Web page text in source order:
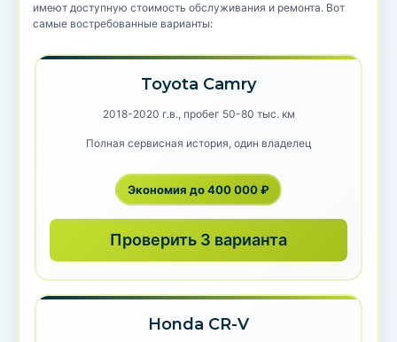
имеют доступную стоимость обслуживания и ремонта. Вот
самые востребованные варианты:
Toyota Camry
2018-2020 г.в., пробег 50-80 тыс. км
Полная сервисная история, один владелец
Экономия до 400 000 ₽
Проверить 3 варианта
Honda CR-V